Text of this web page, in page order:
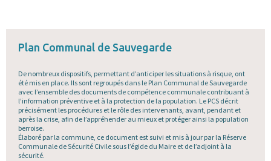
Plan Communal de Sauvegarde
De nombreux dispositifs, permettant d’anticiper les situations à risque, ont
été mis en place. Ils sont regroupés dans le Plan Communal de Sauvegarde
avec l’ensemble des documents de compétence communale contribuant à
l’information préventive et à la protection de la population. Le PCS décrit
précisément les procédures et le rôle des intervenants, avant, pendant et
après la crise, afin de l’appréhender au mieux et protéger ainsi la population
berroise.
Élaboré par la commune, ce document est suivi et mis à jour par la Réserve
Communale de Sécurité Civile sous l’égide du Maire et de l’adjoint à la
sécurité.